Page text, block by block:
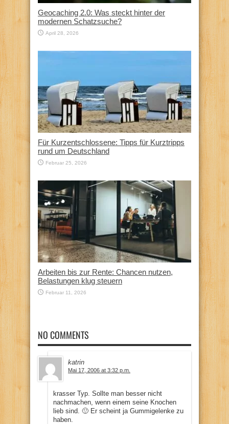
Geocaching 2.0: Was steckt hinter der
modernen Schatzsuche?
April 28, 2026
Für Kurzentschlossene: Tipps für Kurztripps
rund um Deutschland
Februar 25, 2026
Arbeiten bis zur Rente: Chancen nutzen,
Belastungen klug steuern
Februar 11, 2026
NO COMMENTS
katrin
Mai 17, 2006 at 3:32 p.m.
krasser Typ. Sollte man besser nicht
nachmachen, wenn einem seine Knochen
lieb sind. 🙂 Er scheint ja Gummigelenke zu
haben.